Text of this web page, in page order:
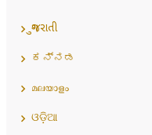
ગુજરાતી
ಕನ್ನಡ
മലയാളം
ଓଡ଼ିଆ